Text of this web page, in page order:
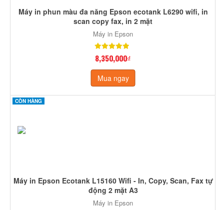
Máy in phun màu đa năng Epson ecotank L6290 wifi, in
scan copy fax, in 2 mặt
Máy in Epson
8,350,000₫
Mua ngay
CÒN HÀNG
Máy in Epson Ecotank L15160 Wifi - In, Copy, Scan, Fax tự
động 2 mặt A3
Máy in Epson